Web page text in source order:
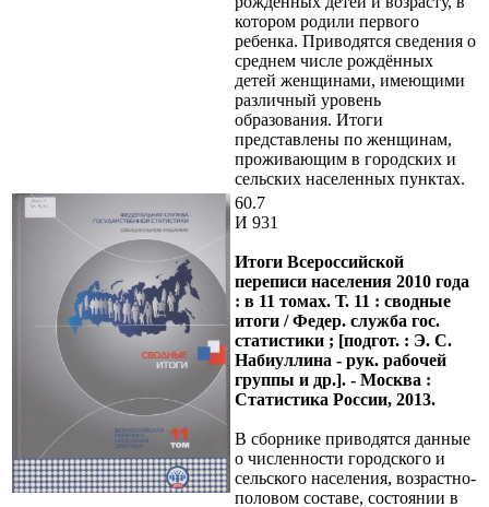
котором родили первого
ребенка. Приводятся сведения о
среднем числе рождённых
детей женщинами, имеющими
различный уровень
образования. Итоги
представлены по женщинам,
проживающим в городских и
сельских населенных пунктах.
60.7
И 931
Итоги Всероссийской
переписи населения 2010 года
: в 11 томах. Т. 11 : сводные
итоги / Федер. служба гос.
статистики ; [подгот. : Э. С.
Набиуллина - рук. рабочей
группы и др.]. - Москва :
Статистика России, 2013.
В сборнике приводятся данные
о численности городского и
сельского населения, возрастно-
половом составе, состоянии в